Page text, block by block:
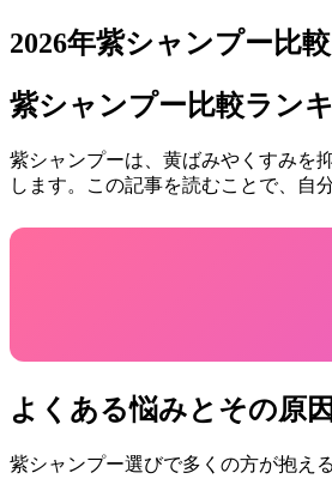
2026年紫シャンプー比
紫シャンプー比較ラン
紫シャンプーは、黄ばみやくすみを
します。この記事を読むことで、自
よくある悩みとその原因
紫シャンプー選びで多くの方が抱え